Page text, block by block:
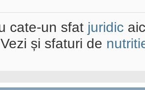
cate-un sfat juridic
și sfaturi de